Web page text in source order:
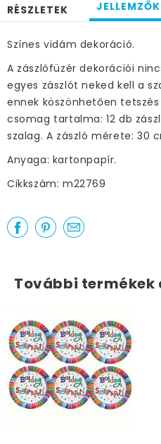
RÉSZLETEK JELLEMZŐK
Színes vidám dekoráció.
A zászlófüzér dekorációi
egyes zászlót neked kell a
ennek köszönhetően
csomag tartalma: 12 db
szalag. A zászló mérete: 30
Anyaga: kartonpapír.
Cikkszám: m22769
További